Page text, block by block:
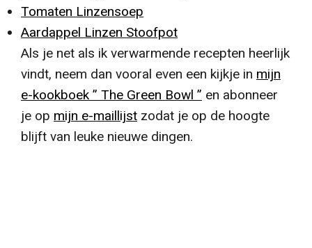
Tomaten Linzensoep
Aardappel Linzen Stoofpot
Als je net als ik verwarmende recepten heerlijk
vindt, neem dan vooral even een kijkje in mijn
e-kookboek ” The Green Bowl ” en abonneer
je op mijn e-maillijst zodat je op de hoogte
blijft van leuke nieuwe dingen.